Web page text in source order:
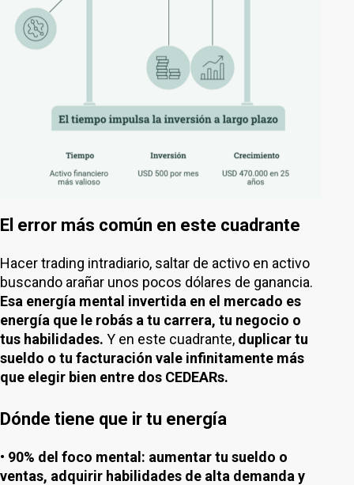
El error más común en este cuadrante
Hacer trading intradiario, saltar de activo en activo
buscando arañar unos pocos dólares de ganancia.
Esa energía mental invertida en el mercado es
energía que le robás a tu carrera, tu negocio o
tus habilidades. Y en este cuadrante, duplicar tu
sueldo o tu facturación vale infinitamente más
que elegir bien entre dos CEDEARs.
Dónde tiene que ir tu energía
• 90% del foco mental: aumentar tu sueldo o
ventas, adquirir habilidades de alta demanda y